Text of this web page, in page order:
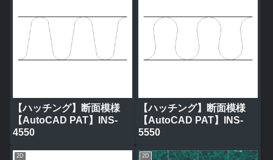
【ハッチング】断面模様
【AutoCAD PAT】INS-
4550
【ハッチング】断面模様
【AutoCAD PAT】INS-
5550
2D 2D